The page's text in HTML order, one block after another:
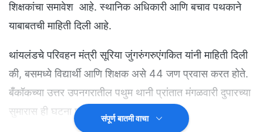
शिक्षकांचा समावेश आहे. स्थानिक अधिकारी आणि बचाव पथकाने
याबाबतची माहिती दिली आहे.
थांयलंडचे परिवहन मंत्री सूरिया जुंगरुंगरुएंगकित यांनी माहिती दिली
की, बसमध्ये विद्यार्थी आणि शिक्षक असे 44 जण प्रवास करत होते.
बँकॉकच्या उत्तर उपनगरातील पथुम थानी प्रांतात मंगळवारी दुपारच्या
सुमारास ही घटना घडली.
संपूर्ण बातमी वाचा